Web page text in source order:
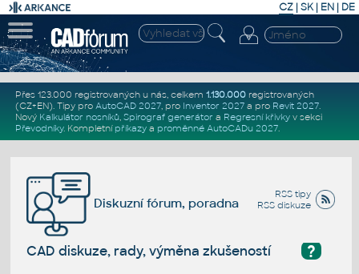
CZ | SK| EN | DE
Přes 123.000 registrovaných u nás, celkem 1.130.000registrovaných
(CZ+EN). Tipy pro AutoCAD 2027, pro Inventor 2027a pro Revit 2027.
Nový Kalkulátor nosníků, Spirograf generátor a Regresní křivkyv sekci
Převodníky. Kompletní příkazya proměnné AutoCADu 2027.
RSS tipy
RSS diskuze
Diskuzní fórum, poradna
?
CAD diskuze, rady, výměna zkušeností